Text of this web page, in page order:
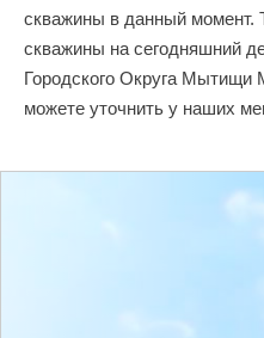
скважины в данный момент.
скважины на сегодняшний
Городского Округа Мытищи
можете уточнить у наших